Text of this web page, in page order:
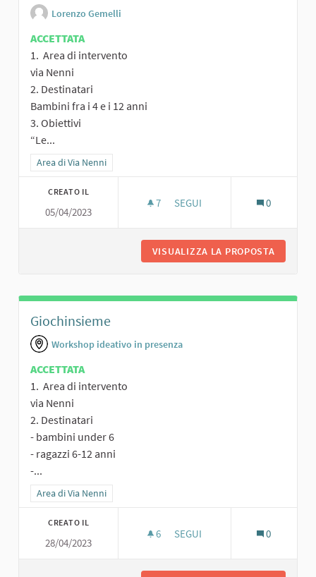
Lorenzo Gemelli
ACCETTATA
1. Area di intervento
via Nenni
2. Destinatari
Bambini fra i 4 e i 12 anni
3. Obiettivi
“Le...
Filtra i risultati per categoria: Area di Via Nenni
Area di Via Nenni
CREATO IL
05/04/2023
7 7 SOSTENITORI
SEGUI 0
VISUALIZZA LA PROPOSTA
Giochinsieme
Workshop ideativo in presenza
ACCETTATA
1. Area di intervento
via Nenni
2. Destinatari
- bambini under 6
- ragazzi 6-12 anni
-...
Filtra i risultati per categoria: Area di Via Nenni
Area di Via Nenni
CREATO IL
28/04/2023
6 6 SOSTENITORI
SEGUI 0